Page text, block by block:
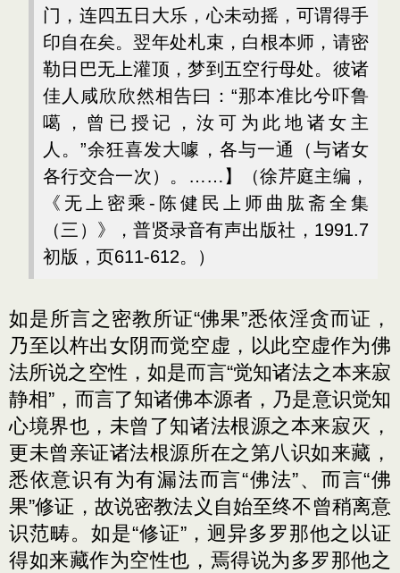
门，连四五日大乐，心未动摇，可谓得手
印自在矣。翌年处札束，白根本师，请密
勒日巴无上灌顶，梦到五空行母处。彼诸
佳人咸欣欣然相告曰：“那本准比兮吓鲁
噶，曾已授记，汝可为此地诸女主
人。”余狂喜发大噱，各与一通（与诸女
各行交合一次）。……】（徐芹庭主编，
《无上密乘-陈健民上师曲肱斋全集
（三）》，普贤录音有声出版社，1991.7
初版，页611-612。）
如是所言之密教所证“佛果”悉依淫贪而证，
乃至以杵出女阴而觉空虚，以此空虚作为佛
法所说之空性，如是而言“觉知诸法之本来寂
静相”，而言了知诸佛本源者，乃是意识觉知
心境界也，未曾了知诸法根源之本来寂灭，
更未曾亲证诸法根源所在之第八识如来藏，
悉依意识有为有漏法而言“佛法”、而言“佛
果”修证，故说密教法义自始至终不曾稍离意
识范畴。如是“修证”，迥异多罗那他之以证
得如来藏作为空性也，焉得说为多罗那他之